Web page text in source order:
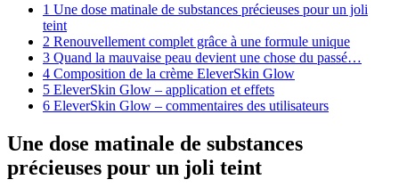
1 Une dose matinale de substances précieuses pour un joli
teint
2 Renouvellement complet grâce à une formule unique
3 Quand la mauvaise peau devient une chose du passé…
4 Composition de la crème EleverSkin Glow
5 EleverSkin Glow – application et effets
6 EleverSkin Glow – commentaires des utilisateurs
Une dose matinale de substances
précieuses pour un joli teint